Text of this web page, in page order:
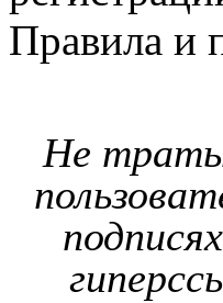
Правила и
Не